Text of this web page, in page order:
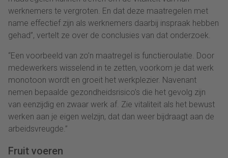
werknemers te vergroten. En dat deze maatregelen met
name effectief zijn als werknemers daarbij inspraak hebben
gehad”, vertelt ze over de conclusies van dat onderzoek.
“Een voorbeeld van zo’n maatregel is functieroulatie. Door
medewerkers wisselend in te zetten, voorkom je dat werk
monotoon wordt en groeit het werkplezier. Navenant
nemen bepaalde gezondheidsrisico’s die het gevolg zijn
van eenzijdig en zwaar werk af. Zie vitaliteit als het bewust
werken aan je eigen welzijn, dat dan weer bijdraagt aan de
arbeidsvreugde.”
Fruit voeren